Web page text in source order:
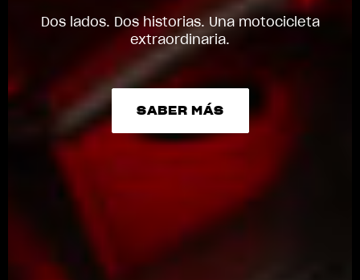
Dos lados. Dos historias. Una motocicleta
extraordinaria.
SABER MÁS